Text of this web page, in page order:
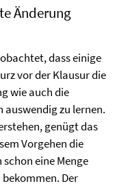
Änderung
dass einige
vor der Klausur die
wie auch die
auswendig zu lernen.
genügt das
Vorgehen die
eine Menge
Der